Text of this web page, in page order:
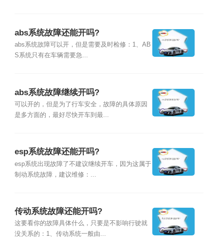
abs系统故障还能开吗?
abs系统故障可以开，但是需要及时检修：1、AB
S系统只有在车辆需要急...
abs系统故障继续开吗?
可以开的，但是为了行车安全，故障的具体原因
是多方面的，最好尽快开车到最...
esp系统故障还能开吗?
esp系统出现故障了不建议继续开车，因为这属于
制动系统故障，建议维修：...
传动系统故障还能开吗?
这要看你的故障具体什么，只要是不影响行驶就
没关系的：1、传动系统一般由...